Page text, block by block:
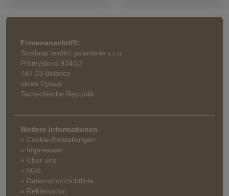
Firmenanschrifft:
Stoklasa textilní galanterie s.r.o.
Průmyslová 934/13
747 23 Bolatice
okres Opava
Tschechische Republik
Weitere Informationen
» Cookie-Einstellungen
» Impressum
» Über uns
» AGB
» Datenschutzrichtlinie
» Reklamation